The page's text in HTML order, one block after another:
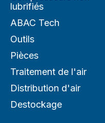
lubrifiés
ABAC Tech
Outils
Pièces
Traitement de l'air
Distribution d'air
Destockage